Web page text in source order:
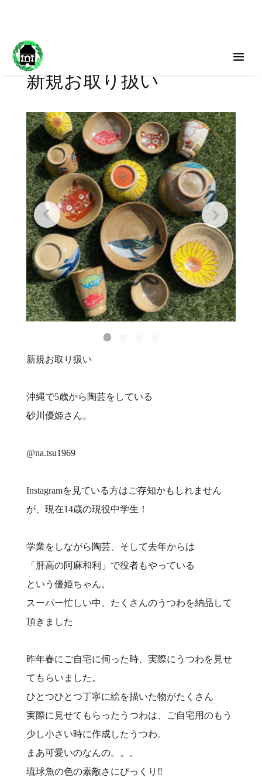
新規お取り扱い
新規お取り扱い
沖縄で5歳から陶芸をしている
砂川優姫さん。
@na.tsu1969
Instagramを見ている方はご存知かもしれません
が、現在14歳の現役中学生！
学業をしながら陶芸、そして去年からは
「肝高の阿麻和利」で役者もやっている
という優姫ちゃん。
スーパー忙しい中、たくさんのうつわを納品して
頂きました
昨年春にご自宅に伺った時、実際にうつわを見せ
てもらいました。
ひとつひとつ丁寧に絵を描いた物がたくさん
実際に見せてもらったうつわは、ご自宅用のもう
少し小さい時に作成したうつわ。
まあ可愛いのなんの。。。
琉球魚の色の素敵さにびっくり‼️